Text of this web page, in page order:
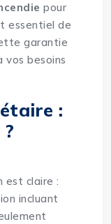
pour
essentiel de
garantie
vos besoins
:
est claire :
incluant